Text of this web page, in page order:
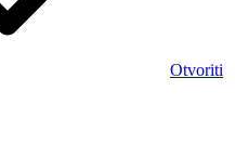
Otvoriti